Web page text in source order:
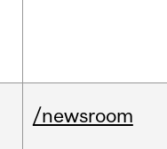
/newsroom